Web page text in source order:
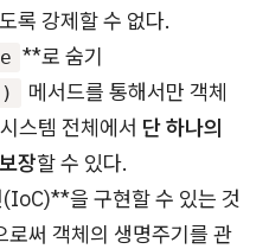
록 강제할 수 없다.
**로 숨기
메서드를 통해서만 객체
스템 전체에서 단 하나의
장할 수 있다.
을 구현할 수 있는 것
로써 객체의 생명주기를 관